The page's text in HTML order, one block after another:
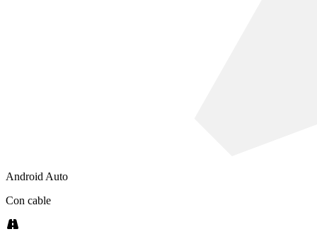
Android Auto
Con cable